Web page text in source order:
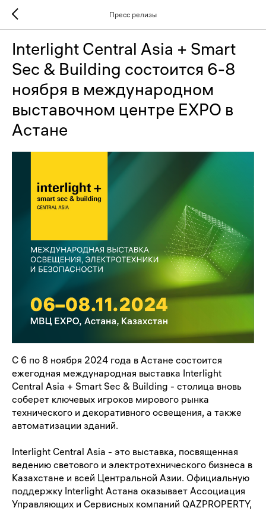
Пресс релизы
Interlight Central Asia + Smart
Sec & Building состоится 6-8
ноября в международном
выставочном центре EXPO в
Астане
С 6 по 8 ноября 2024 года в Астане состоится
ежегодная международная выставка Interlight
Central Asia + Smart Sec & Building - столица вновь
соберет ключевых игроков мирового рынка
технического и декоративного освещения, а также
автоматизации зданий.
Interlight Central Asia - это выставка, посвященная
ведению светового и электротехнического бизнеса в
Казахстане и всей Центральной Азии. Официальную
поддержку Interlight Астана оказывает Ассоциация
Управляющих и Сервисных компаний QAZPROPERTY,